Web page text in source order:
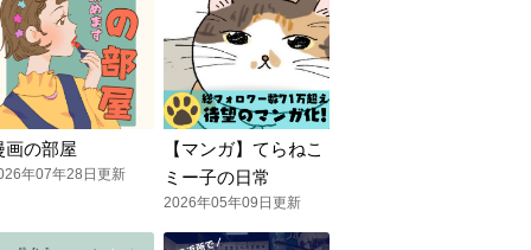
画の部屋
年07年28日更新
【マンガ】てらねこ
ミー子の日常
2026年05年09日更新